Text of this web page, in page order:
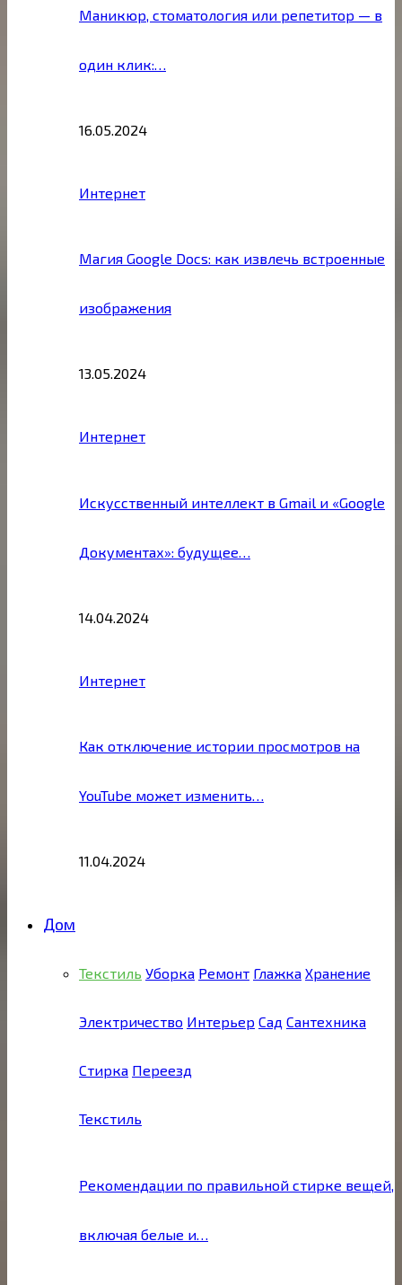
Маникюр, стоматология или репетитор — в
один клик:…
16.05.2024
Интернет
Магия Google Docs: как извлечь встроенные
изображения
13.05.2024
Интернет
Искусственный интеллект в Gmail и «Google
Документах»: будущее…
14.04.2024
Интернет
Как отключение истории просмотров на
YouTube может изменить…
11.04.2024
Дом
Текстиль Уборка Ремонт Глажка Хранение
Электричество Интерьер Сад Сантехника
Стирка Переезд
Текстиль
Рекомендации по правильной стирке вещей,
включая белые и…